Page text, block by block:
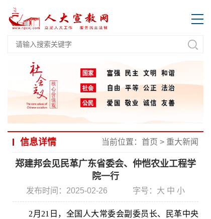
信息详情 当前位置： 首页 > 重大新闻
郑建邦会见民革广东省委会、仲恺农业工程学
院一行
发布时间：2025-02-26 字号： 大 中 小
2月21日，全国人大常委会副委员长、民革中央